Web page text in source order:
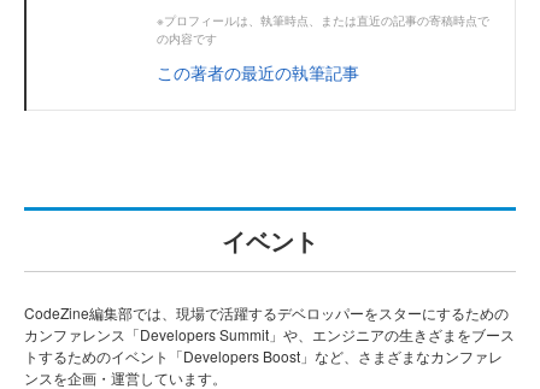
※プロフィールは、執筆時点、または直近の記事の寄稿時点で
の内容です
この著者の最近の執筆記事
イベント
CodeZine編集部では、現場で活躍するデベロッパーをスターにするための
カンファレンス「Developers Summit」や、エンジニアの生きざまをブース
トするためのイベント「Developers Boost」など、さまざまなカンファレ
ンスを企画・運営しています。